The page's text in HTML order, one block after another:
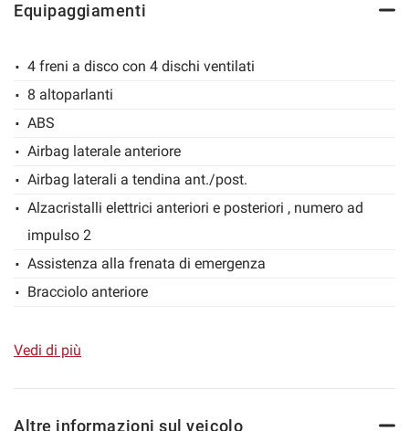
Equipaggiamenti
4 freni a disco con 4 dischi ventilati
8 altoparlanti
ABS
Airbag laterale anteriore
Airbag laterali a tendina ant./post.
Alzacristalli elettrici anteriori e posteriori , numero ad
impulso 2
Assistenza alla frenata di emergenza
Bracciolo anteriore
Chiusura centralizzata a distanza , incl. cristalli elettrici
Vedi di più
Altre informazioni sul veicolo
Cookie necessari
Cookie delle preferenze
Cookie per il miglioramento dell'esperienza utente
Cookie analitici
policy